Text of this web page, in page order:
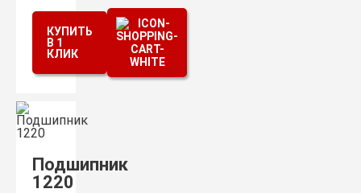
КУПИТЬ
В 1
КЛИК
Подшипник
1220